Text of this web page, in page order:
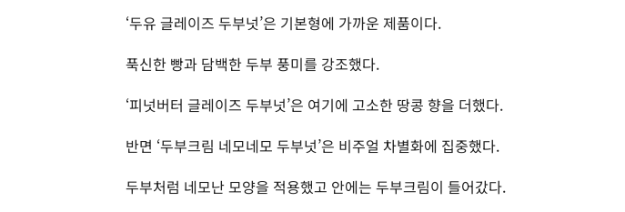
‘두유 글레이즈 두부넛’은 기본형에 가까운 제품이다.
푹신한 빵과 담백한 두부 풍미를 강조했다.
‘피넛버터 글레이즈 두부넛’은 여기에 고소한 땅콩 향을 더했다.
반면 ‘두부크림 네모네모 두부넛’은 비주얼 차별화에 집중했다.
두부처럼 네모난 모양을 적용했고 안에는 두부크림이 들어갔다.